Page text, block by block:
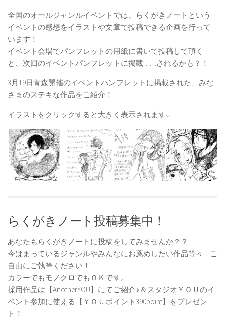
全国のオールジャンルイベントでは、らくがきノートという
イベントの感想をイラストや文章で投稿できる企画を行って
います！
イベント会場でパンフレットの用紙に書いて投稿して頂く
と、次回のイベントパンフレットに掲載……されるかも？！
3月19日青森開催のイベントパンフレットに掲載された、みな
さまのステキな作品をご紹介！
イラストをクリックすると大きく表示されます↓
らくがきノート投稿募集中！
あなたもらくがきノートに投稿をしてみませんか？？
今はまっているジャンルやみんなにお薦めしたい作品等々…ご
自由にご執筆ください！
カラーでもモノクロでもＯＫです。
採用作品は【AnotherYOU】にてご紹介♪＆スタジオＹＯＵのイ
ベント参加に使える【ＹＯＵポイント390point】をプレゼン
ト！